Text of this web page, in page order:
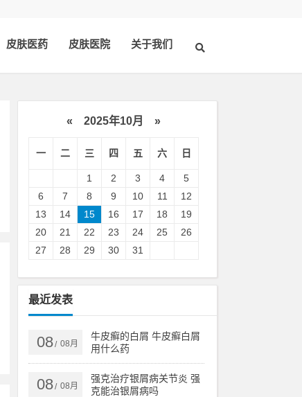
皮肤医药 皮肤医院 关于我们
« 2025年10月 »
一 二 三 四 五 六 日
1 2 3 4
5
6
7 8 9 10 11
12
13
14 15 16 17 18
19
20
21 22 23 24 25
26
27
28 29 30 31
最近发表
08/ 08月
牛皮癣的白屑 牛皮癣白屑
用什么药
08/ 08月
强克治疗银屑病关节炎 强
克能治银屑病吗